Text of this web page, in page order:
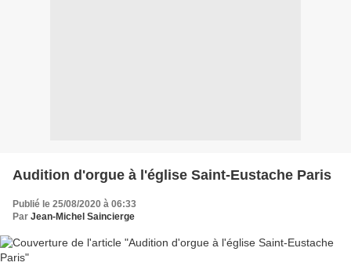
Audition d'orgue à l'église Saint-Eustache Paris
Publié le 25/08/2020 à 06:33
Par Jean-Michel Saincierge